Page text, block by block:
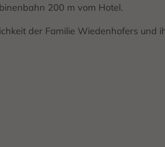
200 m vom Hotel.
der Familie Wiedenhofers